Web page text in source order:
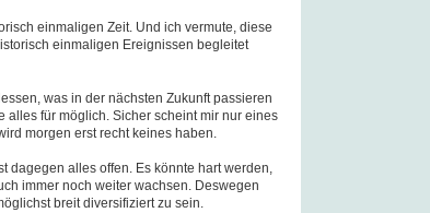
einmaligen Zeit. Und ich vermute, diese
einmaligen Ereignissen begleitet
was in der nächsten Zukunft passieren
alles für möglich. Sicher scheint mir nur eines
morgen erst recht keines haben.
dagegen alles offen. Es könnte hart werden,
immer noch weiter wachsen. Deswegen
breit diversifiziert zu sein.